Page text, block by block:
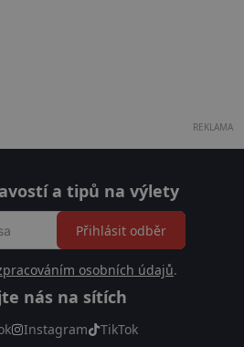
REKLAMA
a tipů na výlety
osobních údajů.
Přihlásit odběr
nás na sítích
Instagram TikTok